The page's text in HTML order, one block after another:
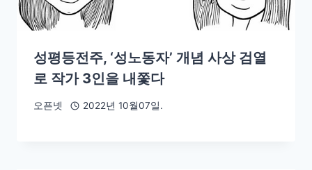
성평등전주, ‘성노동자’ 개념 사상 검열
로 작가 3인을 내쫓다
오픈넷 2022년 10월07일.